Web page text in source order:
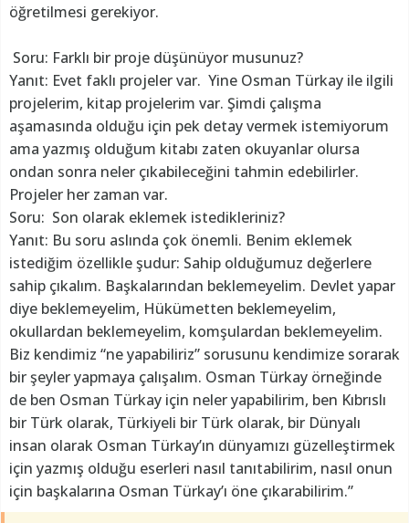
öğretilmesi gerekiyor.
Soru: Farklı bir proje düşünüyor musunuz?
Yanıt: Evet faklı projeler var. Yine Osman Türkay ile ilgili
projelerim, kitap projelerim var. Şimdi çalışma
aşamasında olduğu için pek detay vermek istemiyorum
ama yazmış olduğum kitabı zaten okuyanlar olursa
ondan sonra neler çıkabileceğini tahmin edebilirler.
Projeler her zaman var.
Soru: Son olarak eklemek istedikleriniz?
Yanıt: Bu soru aslında çok önemli. Benim eklemek
istediğim özellikle şudur: Sahip olduğumuz değerlere
sahip çıkalım. Başkalarından beklemeyelim. Devlet yapar
diye beklemeyelim, Hükümetten beklemeyelim,
okullardan beklemeyelim, komşulardan beklemeyelim.
Biz kendimiz “ne yapabiliriz” sorusunu kendimize sorarak
bir şeyler yapmaya çalışalım. Osman Türkay örneğinde
de ben Osman Türkay için neler yapabilirim, ben Kıbrıslı
bir Türk olarak, Türkiyeli bir Türk olarak, bir Dünyalı
insan olarak Osman Türkay’ın dünyamızı güzelleştirmek
için yazmış olduğu eserleri nasıl tanıtabilirim, nasıl onun
için başkalarına Osman Türkay’ı öne çıkarabilirim.”